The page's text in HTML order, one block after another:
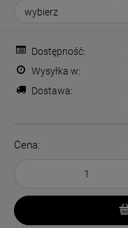
Dostępność:
Wysyłka w:
Dostawa:
Cena nie zawiera
Cena: